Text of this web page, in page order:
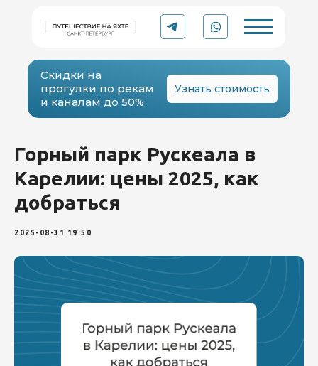
YACHT
TO TRIP
в Санкт-Петербурге
Организации в Яндексе
Узнать стоимость
Скидки на
прогулки по рекам
и каналам до 50%
Горный парк Рускеала в
Карелии: цены 2025, как
добраться
2025-08-31 19:50